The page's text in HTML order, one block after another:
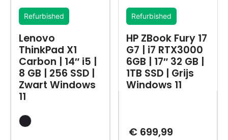
Refurbished
Lenovo
ThinkPad X1
Carbon | 14″ i5 |
8 GB | 256 SSD |
Zwart Windows
11
Refurbished
HP ZBook Fury 17
G7 | i7 RTX3000
6GB | 17″ 32 GB |
1TB SSD | Grijs
Windows 11
€ 699,99